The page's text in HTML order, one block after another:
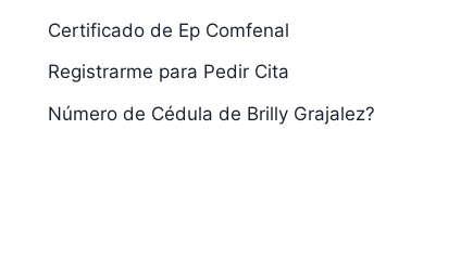
Certificado de Ep Comfenal
Registrarme para Pedir Cita
Número de Cédula de Brilly Grajalez?